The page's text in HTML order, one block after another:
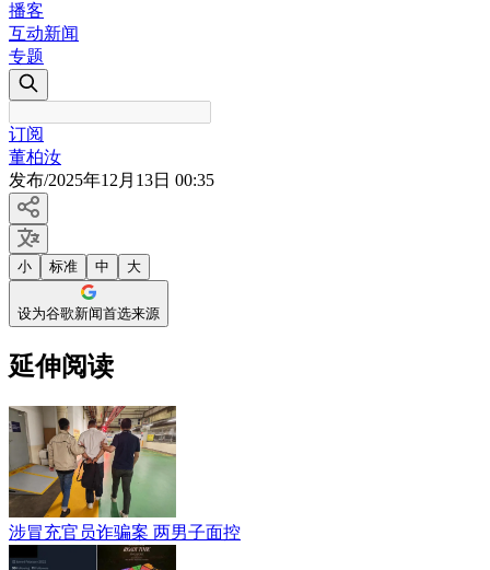
播客
互动新闻
专题
订阅
董柏汝
发布/2025年12月13日 00:35
小 标准 中 大
设为谷歌新闻首选来源
延伸阅读
涉冒充官员诈骗案 两男子面控